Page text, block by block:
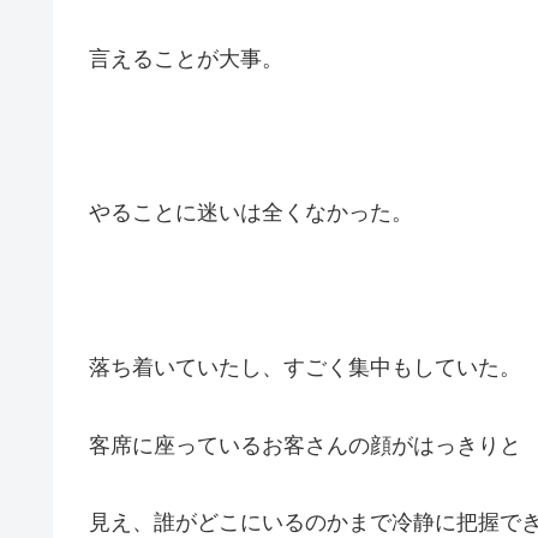
言えることが大事。
やることに迷いは全くなかった。
落ち着いていたし、すごく集中もしていた。
客席に座っているお客さんの顔がはっきりと
見え、誰がどこにいるのかまで冷静に把握で